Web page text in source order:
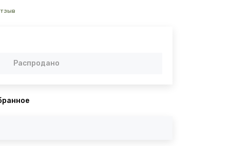
Распродано